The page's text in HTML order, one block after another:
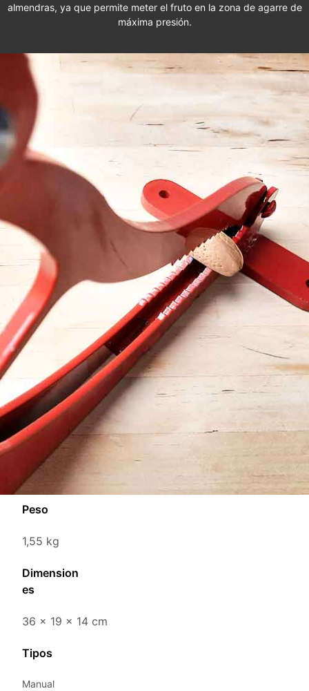
almendras, ya que permite meter el fruto en la zona de agarre de
máxima presión.
Peso
1,55 kg
Dimension
es
36 × 19 × 14 cm
Tipos
Manual